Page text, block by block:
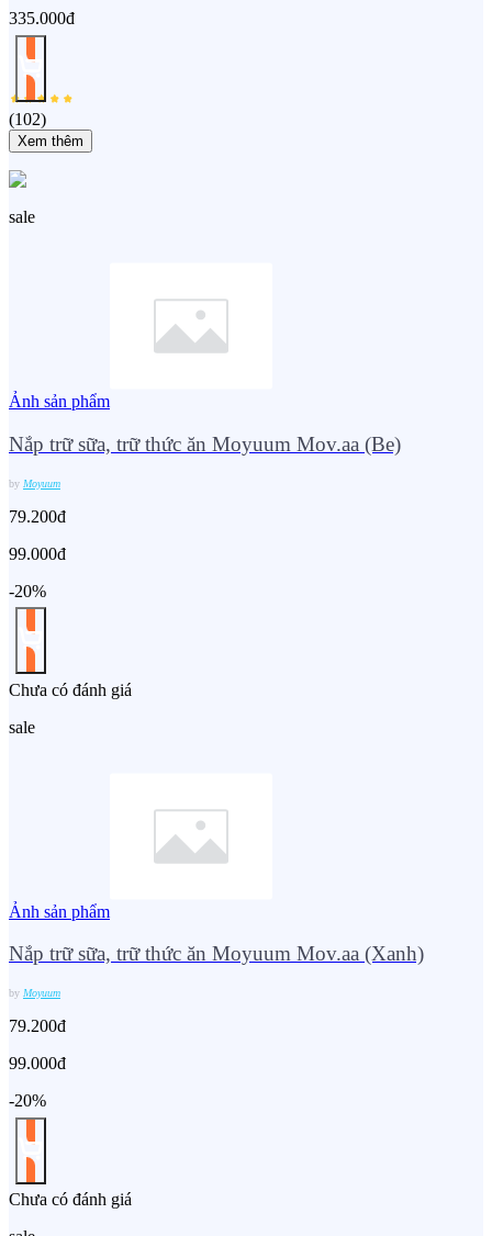
335.000đ
(102)
Xem thêm
sale
Ảnh sản phẩm
Nắp trữ sữa, trữ thức ăn Moyuum Mov.aa (Be)
by Moyuum
79.200đ
99.000đ
-20%
Chưa có đánh giá
sale
Ảnh sản phẩm
Nắp trữ sữa, trữ thức ăn Moyuum Mov.aa (Xanh)
by Moyuum
79.200đ
99.000đ
-20%
Chưa có đánh giá